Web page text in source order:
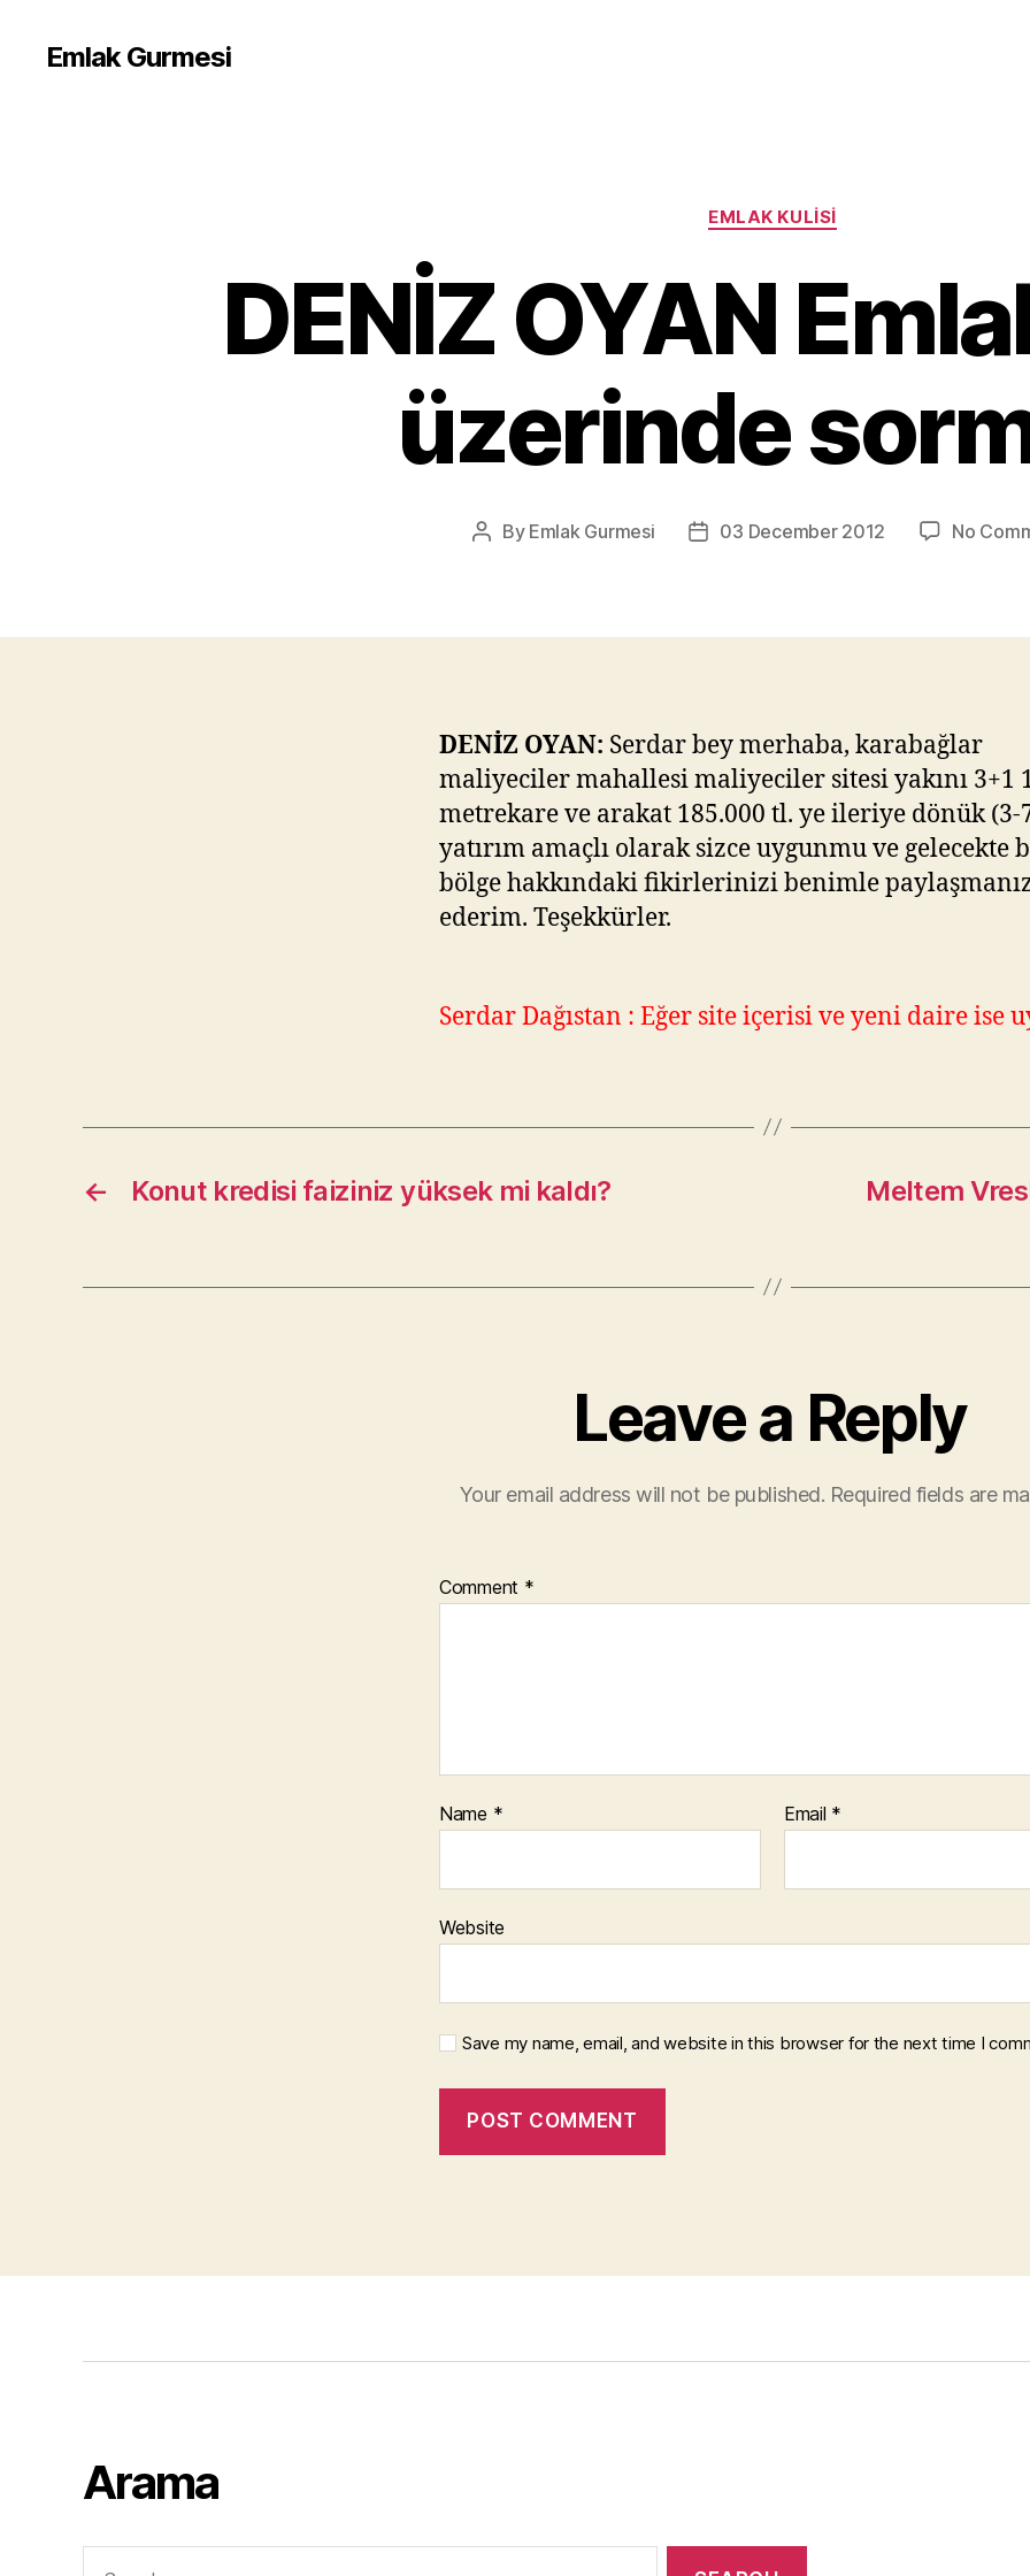
Emlak Gurmesi
Categories
EMLAK KULISI
DENİZ OYAN
üzerinde
Post
By Emlak Gurmesi
Post03 December 2012 No
DENİZ OYAN: Serdar bey merhaba, karabağlar
maliyeciler mahallesi maliyeciler sitesi yakını 3+1
metrekare ve arakat 185.000 tl. ye ileriye dönük (3-
yatırım amaçlı olarak sizce uygunmu ve gelecekte
bölge hakkındaki fikirlerinizi benimle
ederim. Teşekkürler.
Serdar Dağıstan : Eğer site içerisi ve yeni daire ise
← Konut kredisi faiziniz yüksek mi kaldı?
Meltem
Leave a Reply
Your email address will not be published. Required fields are
Comment *
Name * Email *
Website
Save my name, email, and website in this browser for the next time I
Arama